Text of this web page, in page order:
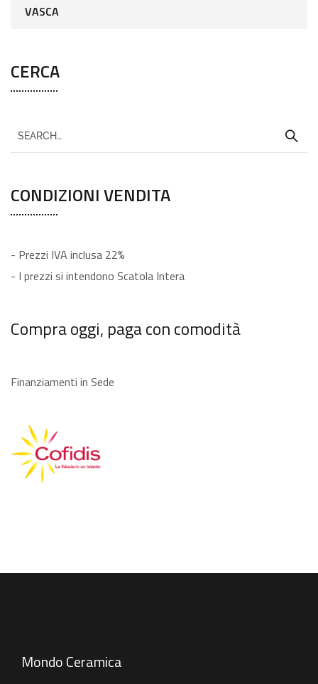
VASCA
CERCA
CONDIZIONI VENDITA
- Prezzi IVA inclusa 22%
- I prezzi si intendono Scatola Intera
Compra oggi, paga con comodità
Finanziamenti in Sede
Mondo Ceramica